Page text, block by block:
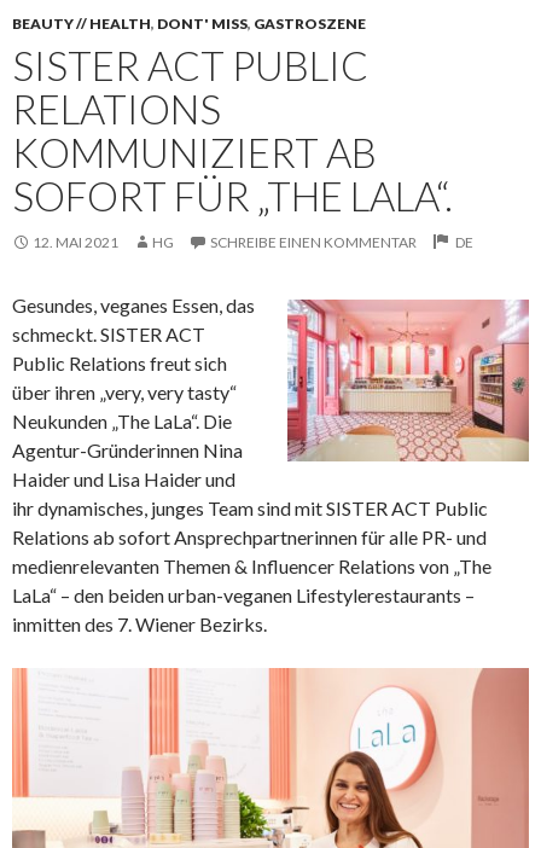
BEAUTY // HEALTH, DONT' MISS, GASTROSZENE
SISTER ACT PUBLIC
RELATIONS
KOMMUNIZIERT AB
SOFORT FÜR „THE LALA“.
12. MAI 2021 HG SCHREIBE EINEN KOMMENTAR DE
Gesundes, veganes Essen, das
schmeckt. SISTER ACT
Public Relations freut sich
über ihren „very, very tasty“
Neukunden „The LaLa“. Die
Agentur-Gründerinnen Nina
Haider und Lisa Haider und
ihrdynamisches, junges Team sind mit SISTER ACT Public
Relations ab sofort Ansprechpartnerinnen für alle PR- und
medienrelevanten Themen & Influencer Relations von „The
LaLa“ – den beiden urban-veganen Lifestylerestaurants –
inmitten des 7. Wiener Bezirks.